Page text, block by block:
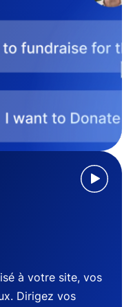
à votre site, vos
Dirigez vos